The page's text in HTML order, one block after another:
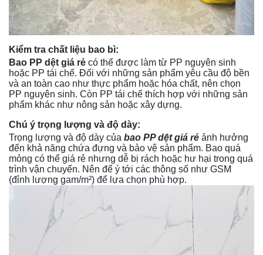
Kiểm tra chất liệu bao bì:
Bao PP dệt giá rẻ có thể được làm từ PP nguyên sinh
hoặc PP tái chế. Đối với những sản phẩm yêu cầu độ bền
và an toàn cao như thực phẩm hoặc hóa chất, nên chọn
PP nguyên sinh. Còn PP tái chế thích hợp với những sản
phẩm khác như nông sản hoặc xây dựng.
Chú ý trọng lượng và độ dày:
Trọng lượng và độ dày của bao PP dệt giá rẻ ảnh hưởng
đến khả năng chứa đựng và bảo vệ sản phẩm. Bao quá
mỏng có thể giá rẻ nhưng dễ bị rách hoặc hư hại trong quá
trình vận chuyển. Nên để ý tới các thông số như GSM
(đỉnh lượng gam/m²) để lựa chọn phù hợp.